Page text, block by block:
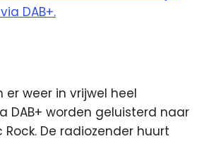
DAB+.
er weer in vrijwel heel
DAB+ worden geluisterd naar
Rock. De radiozender huurt